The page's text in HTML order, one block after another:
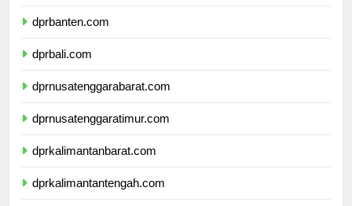
dprbanten.com
dprbali.com
dprnusatenggarabarat.com
dprnusatenggaratimur.com
dprkalimantanbarat.com
dprkalimantantengah.com